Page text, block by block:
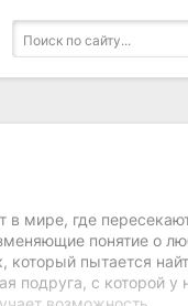
мире, где
понятие о
пытается
подруга, с которой у